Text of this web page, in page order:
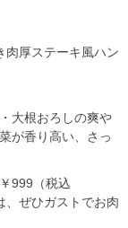
肉厚ステーキ風ハン
大根おろしの爽や
が香り高い、さっ
999（税込
、ぜひガストでお肉